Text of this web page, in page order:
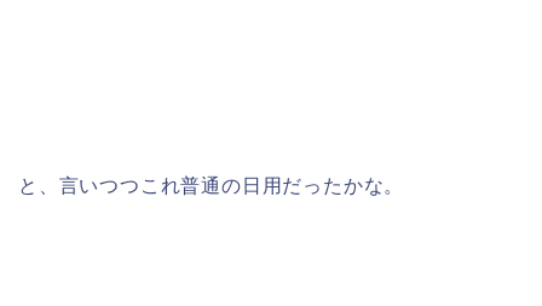
と、言いつつこれ普通の日用だったかな。